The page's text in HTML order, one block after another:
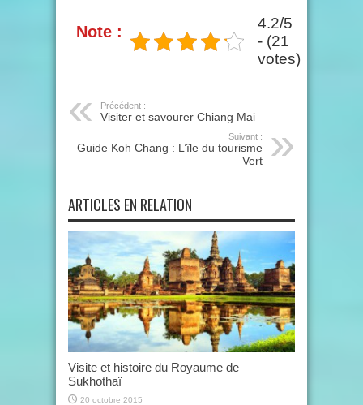
Note :
4.2/5
- (21
votes)
Précédent :
Visiter et savourer Chiang Mai
Suivant :
Guide Koh Chang : L’île du tourisme
Vert
ARTICLES EN RELATION
Visite et histoire du Royaume de
Sukhothaï
20 octobre 2015